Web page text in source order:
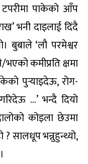
टपरीमा पाकेको आँप
भनी दाइलाई दिंदै
बुबाले ‘लौ परमेश्वर
भएको कमीप्रति क्षमा
पुर्‍याइदेऊ, रोग-
…’ भन्दै दियो
कोइला छेउमा
सालधूप भन्नुहुन्थ्यो,